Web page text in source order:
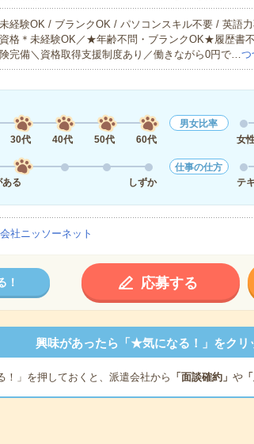
経験OK / ブランクOK / パソコンスキル不要 / 英語
格＊未経験OK／★年齢不問・ブランクOK★履歴書
完備＼資格取得支援制度あり／働きながら0円で…つ
30代 40代 50代 60代
男女比率
女
ある
しずか
仕事の仕方
テ
社ニッソーネット
！ 応募する
興味があったら「★気になる！」をクリ
！」を押しておくと、派遣会社から 「面談確約」 や「